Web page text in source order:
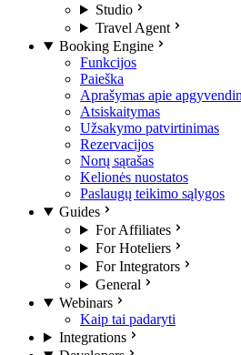
Studio
Travel Agent
Booking Engine
Funkcijos
Paieška
Aprašymas apie
Atsiskaitymas
Užsakymo patvirtinimas
Rezervacijos
Norų sąrašas
Kelionės nuostatos
Paslaugų teikimo sąlygos
Guides
For Affiliates
For Hoteliers
For Integrators
General
Webinars
Kaip tai padaryti
Integrations